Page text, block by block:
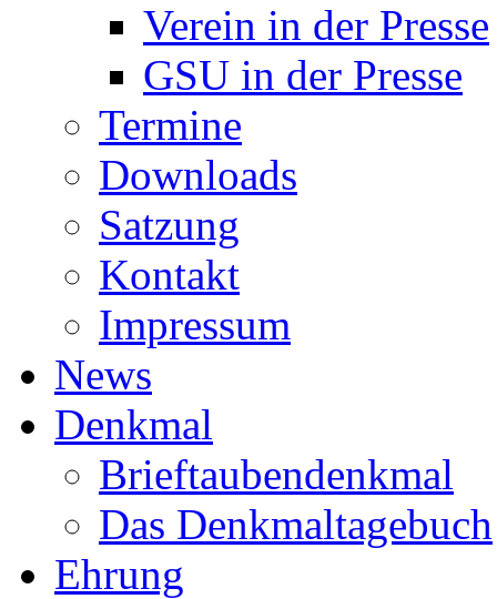
Verein in der Presse
GSU in der Presse
Termine
Downloads
Satzung
Kontakt
Impressum
News
Denkmal
Brieftaubendenkmal
Das Denkmaltagebuch
Ehrung